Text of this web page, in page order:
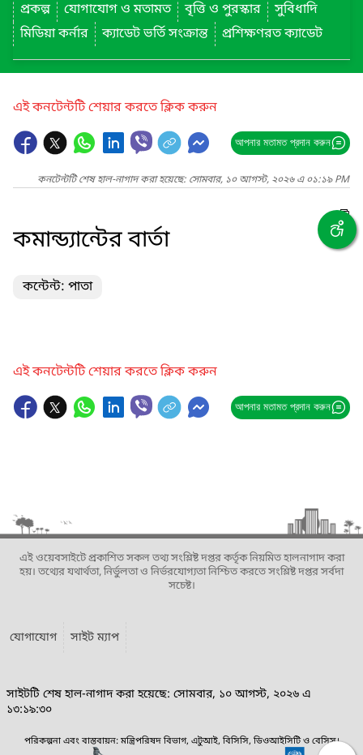
প্রকল্প
যোগাযোগ ও মতামত বৃত্তি ও পুরস্কার
সুবিধাদি
মিডিয়া কর্নার
ক্যাডেট ভর্তি সংক্রান্ত প্রশিক্ষণরত ক্যাডেট
এই কনটেন্টটি শেয়ার করতে ক্লিক করুন
আপনার মতামত প্রদান করুন
কনটেন্টটি শেষ হাল-নাগাদ করা হয়েছে: সোমবার, ১০ আগস্ট, ২০২৬ এ ০১:১৯ PM
কমান্ড্যান্টের বার্তা
কন্টেন্ট: পাতা
এই কনটেন্টটি শেয়ার করতে ক্লিক করুন
আপনার মতামত প্রদান করুন
এই ওয়েবসাইটে প্রকাশিত সকল তথ্য সংশ্লিষ্ট দপ্তর কর্তৃক নিয়মিত হালনাগাদ করা
হয়। তথ্যের যথার্থতা, নির্ভুলতা ও নির্ভরযোগ্যতা নিশ্চিত করতে সংশ্লিষ্ট দপ্তর সর্বদা
সচেষ্ট।
যোগাযোগ সাইট ম্যাপ
সাইটটি শেষ হাল-নাগাদ করা হয়েছে: সোমবার, ১০ আগস্ট, ২০২৬ এ
১৩:১৯:৩০
পরিকল্পনা এবং বাস্তবায়ন: মন্ত্রিপরিষদ বিভাগ, এটুআই, বিসিসি, ডিওআইসিটি ও বেসিস।